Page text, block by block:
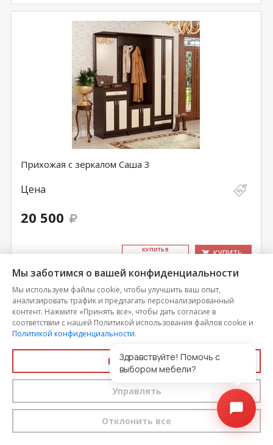
Прихожая с зеркалом Саша 3
Цена
20 500
КУ­ПИТЬ В
КУПИТЬ
Мы заботимся о вашей конфиденциальности
Мы используем файлы cookie, чтобы улучшить ваш опыт,
анализировать трафик и предлагать персонализированный
контент. Нажмите «Принять все», чтобы дать согласие в
соответствии с нашей Политикой использования файлов cookie и
Политикой конфиденциальности.
Принять все
Управлять
Отклонить все
Здравствуйте! Помочь с
выбором мебели?